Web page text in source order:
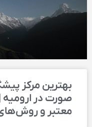
بهترین مرکز
صورت در ارومیه
معتبر و